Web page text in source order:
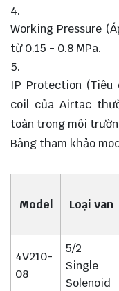
Working Pressure
từ 0.15 - 0.8 MPa.
IP Protection (Tiêu
coil của Airtac
toàn trong môi
Bảng tham khảo
Model Loại van
4V210-
08
5/2
Single
Solenoid